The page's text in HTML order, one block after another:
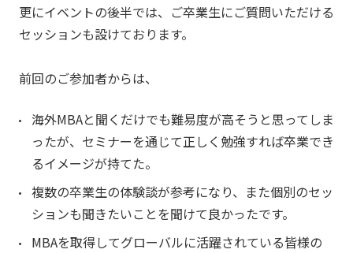
更にイベントの後半では、ご卒業生にご質問いただける
セッションも設けております。
前回のご参加者からは、
海外MBAと聞くだけでも難易度が高そうと思ってしま
ったが、セミナーを通じて正しく勉強すれば卒業でき
るイメージが持てた。
複数の卒業生の体験談が参考になり、また個別のセッ
ションも聞きたいことを聞けて良かったです。
MBAを取得してグローバルに活躍されている皆様の